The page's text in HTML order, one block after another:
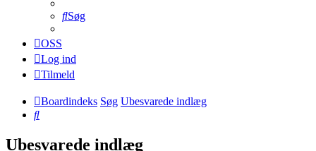
Søg
OSS
Log ind
Tilmeld
Boardindeks Søg Ubesvarede indlæg
Søg
Ubesvarede indlæg